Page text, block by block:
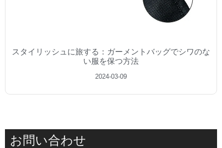
スタイリッシュに旅する：ガーメントバッグでシワのな
い服を保つ方法
2024-03-09
お問い合わせ